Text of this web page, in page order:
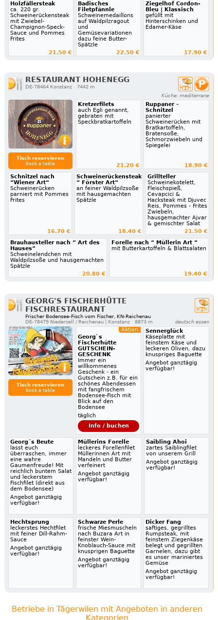
Holzfällersteak
ca. 220 gr.
Schweinerückensteak
mit Zwiebel-
Champignon-Speck-
Sauce und Pommes
Frites
21.50 €
Badisches
Filetpfännle
Schweinemedaillons
auf Waldpilzragout
und
Gemüsevariationen
dazu feine Butter-
Spätzle
22.50 €
Ziegelhof Cordon-
Bleu | Klassisch
gefüllt mit
Hinterschinken und
Edamer-Käse
17.90 €
RESTAURANT HOHENEGG
DE-78464 Konstanz
7442 m
Küche: mediterrane
Tisch reservieren
book a table
Kretzerfilets
auch Egli genannt,
gebraten mit
Speckbratkartoffeln
21.20 €
Ruppaner –
Schnitzel
panierter
Schweinerücken mit
Bratkartoffeln,
Bratensoße,
Schmorzwiebeln und
Spiegelei
18.90 €
Schnitzel nach
“Wiener Art“
Schweinerücken
parniert mit Pommes
Frites
16.70 €
Schweinerückensteak
“ Förster Art“
an feiner Waldpilzsoße
mit hausgemachten
Spätzle
18.40 €
Grillteller
Schweinekotelett,
Fleischspieß,
Cevapcici &
Hacksteak mit Djuvec
Reis, Pommes - Frites
Zwiebeln,
hausgemachter Ajvar
& gemischter Salat
21.50 €
Brauhausteller nach “ Art des
Hauses“
Schweinelendchen mit
Waldpilzsoße und hausgemachten
Spätzle
20.80 €
Forelle nach “ Müllerin Art “
mit Butterkartoffeln & Blattsalaten
19.40 €
GEORG'S FISCHERHÜTTE
FISCHRESTAURANT
Frischer Bodensee-Fisch vom Fischer, KN-Reichenau
DE-78479 Niederzell / Reichenau | Konstanz
8873 m deutsch essen
Tisch reservieren
book a table
Aktion
Georg`s
Fischerhütte
GUTSCHEIN-
GESCHENK
Immer ein
willkommenes
Geschenk - ein
Gutschein z.B. für ein
schönes Abendessen
mit fangfrischem
Bodensee-Fisch mit
Blick auf den
Bodensee
täglich
Info / buchen
Sennerglück
Käseplatte mit
feinstem Käse und
leckeren Oliven, dazu
knuspriges Baguette
Angebot ganztägig
verfügbar!
Georg´s Beute
lasst euch
überraschen, immer
eine wahre
Gaumenfreude! Mit
reichlich buntem Salat
und leckerstem
Fischfilet (direkt aus
dem Bodensee)
Angebot ganztägig
verfügbar!
Müllerins Forelle
leckeres Forellenfilet
Müllerinnen Art mit
Mandeln und Butter
verfeinert
Angebot ganztägig
verfügbar!
Saibling Ahoi
zartes Saiblingfilet
von unserem Grill
Angebot ganztägig
verfügbar!
Hechtsprung
leckerstes Hechtfilet
mit feiner Dill-Rahm-
Sauce
Angebot ganztägig
verfügbar!
Schwarze Perle
frische Miesmuscheln
nach Buzara Art in
feinster Wein-
Knoblauch-Sauce mit
knusprigen Baguette
Angebot ganztägig
verfügbar!
Dicker Fang
saftiges, gegrilltes
Rumpsteak, mit
feinstem Ziegenkäse
belegt und gegrillten
Garnelen, dazu gibt
es unser mariniertes
Gemüse
Angebot ganztägig
verfügbar!
Betriebe in Tägerwilen mit Angeboten in anderen
Kategorien